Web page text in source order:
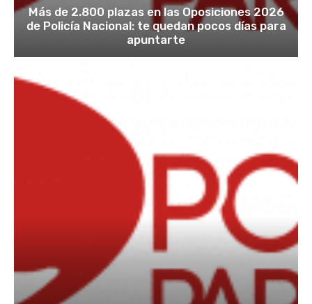
Más de 2.800 plazas en las Oposiciones 2026
de Policía Nacional: te quedan pocos días para
apuntarte